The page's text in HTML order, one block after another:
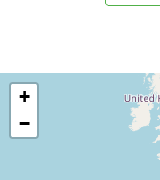
+
−